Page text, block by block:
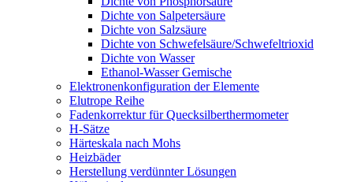
Dichte von Salpetersäure
Dichte von Salzsäure
Dichte von Schwefelsäure/Schwefeltrioxid
Dichte von Wasser
Ethanol-Wasser Gemische
Elektronenkonfiguration der Elemente
Elutrope Reihe
Fadenkorrektur für Quecksilberthermometer
H-Sätze
Härteskala nach Mohs
Heizbäder
Herstellung verdünnter Lösungen